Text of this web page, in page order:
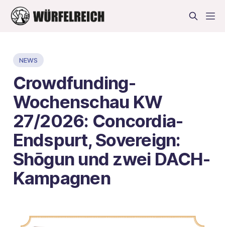
NEWS
Crowdfunding-
Wochenschau KW
27/2026: Concordia-
Endspurt, Sovereign:
Shōgun und zwei DACH-
Kampagnen